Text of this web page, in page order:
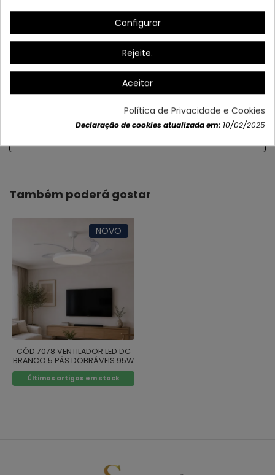
Também poderá gostar
NOVO
CÓD.7078 VENTILADOR LED DC
BRANCO 5 PÁS DOBRÁVEIS 95W
Ø132CM
Últimos artigos em stock
Configurar
Rejeite.
Aceitar
Política de Privacidade e Cookies
Declaração de cookies atualizada em: 10/02/2025